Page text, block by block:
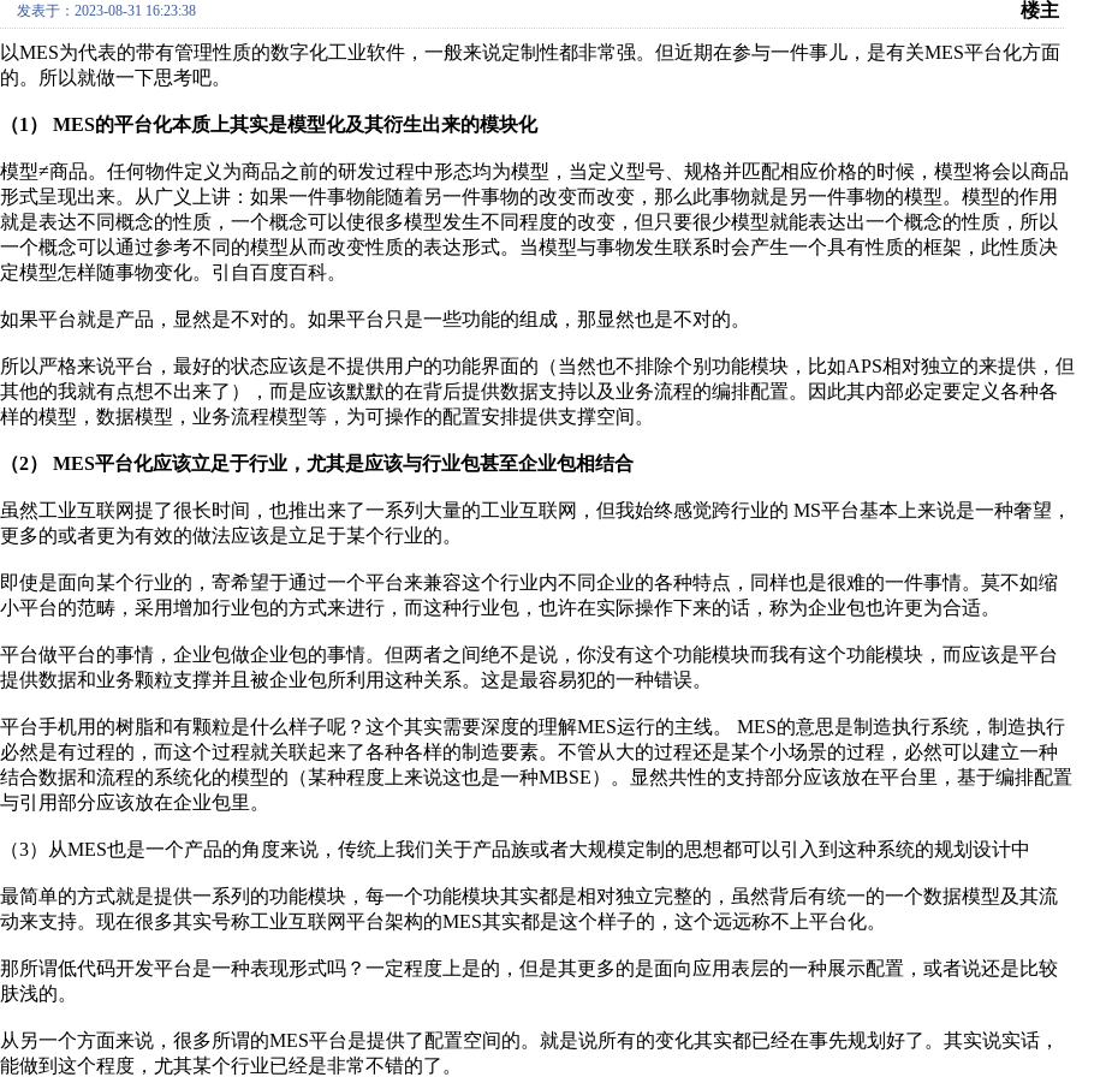
发表于：2023-08-31 16:23:38 楼主
以MES为代表的带有管理性质的数字化工业软件，一般来说定制性都非常强。但近期在参与一件事儿，是有关MES平台化方面
的。所以就做一下思考吧。
（1） MES的平台化本质上其实是模型化及其衍生出来的模块化
模型≠商品。任何物件定义为商品之前的研发过程中形态均为模型，当定义型号、规格并匹配相应价格的时候，模型将会以商品
形式呈现出来。从广义上讲：如果一件事物能随着另一件事物的改变而改变，那么此事物就是另一件事物的模型。模型的作用
就是表达不同概念的性质，一个概念可以使很多模型发生不同程度的改变，但只要很少模型就能表达出一个概念的性质，所以
一个概念可以通过参考不同的模型从而改变性质的表达形式。当模型与事物发生联系时会产生一个具有性质的框架，此性质决
定模型怎样随事物变化。引自百度百科。
如果平台就是产品，显然是不对的。如果平台只是一些功能的组成，那显然也是不对的。
所以严格来说平台，最好的状态应该是不提供用户的功能界面的（当然也不排除个别功能模块，比如APS相对独立的来提供，但
其他的我就有点想不出来了），而是应该默默的在背后提供数据支持以及业务流程的编排配置。因此其内部必定要定义各种各
样的模型，数据模型，业务流程模型等，为可操作的配置安排提供支撑空间。
（2） MES平台化应该立足于行业，尤其是应该与行业包甚至企业包相结合
虽然工业互联网提了很长时间，也推出来了一系列大量的工业互联网，但我始终感觉跨行业的 MS平台基本上来说是一种奢望，
更多的或者更为有效的做法应该是立足于某个行业的。
即使是面向某个行业的，寄希望于通过一个平台来兼容这个行业内不同企业的各种特点，同样也是很难的一件事情。莫不如缩
小平台的范畴，采用增加行业包的方式来进行，而这种行业包，也许在实际操作下来的话，称为企业包也许更为合适。
平台做平台的事情，企业包做企业包的事情。但两者之间绝不是说，你没有这个功能模块而我有这个功能模块，而应该是平台
提供数据和业务颗粒支撑并且被企业包所利用这种关系。这是最容易犯的一种错误。
平台手机用的树脂和有颗粒是什么样子呢？这个其实需要深度的理解MES运行的主线。 MES的意思是制造执行系统，制造执行
必然是有过程的，而这个过程就关联起来了各种各样的制造要素。不管从大的过程还是某个小场景的过程，必然可以建立一种
结合数据和流程的系统化的模型的（某种程度上来说这也是一种MBSE）。显然共性的支持部分应该放在平台里，基于编排配置
与引用部分应该放在企业包里。
（3）从MES也是一个产品的角度来说，传统上我们关于产品族或者大规模定制的思想都可以引入到这种系统的规划设计中
最简单的方式就是提供一系列的功能模块，每一个功能模块其实都是相对独立完整的，虽然背后有统一的一个数据模型及其流
动来支持。现在很多其实号称工业互联网平台架构的MES其实都是这个样子的，这个远远称不上平台化。
那所谓低代码开发平台是一种表现形式吗？一定程度上是的，但是其更多的是面向应用表层的一种展示配置，或者说还是比较
肤浅的。
从另一个方面来说，很多所谓的MES平台是提供了配置空间的。就是说所有的变化其实都已经在事先规划好了。其实说实话，
能做到这个程度，尤其某个行业已经是非常不错的了。